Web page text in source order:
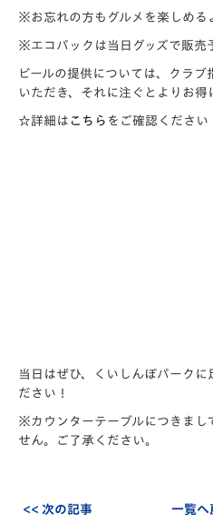
※お忘れの方もグルメを楽しめる
※エコバックは当日グッズで販売
ビールの提供については、クラブ
いただき、それに注ぐとよりお得
☆詳細は こちら をご確認ください
当日はぜひ、くいしんぼパークに
ださい！
※カウンターテーブルにつきまし
せん。ご了承ください。
<< 次の記事 一覧へ